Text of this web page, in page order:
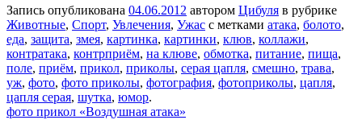
Запись опубликована 04.06.2012 автором Цибуля в рубрике
Животные, Спорт, Увлечения, Ужас с метками атака, болото,
еда, защита, змея, картинка, картинки, клюв, коллажи,
контратака, контрприём, на клюве, обмотка, питание, пища,
поле, приём, прикол, приколы, серая цапля, смешно, трава,
уж, фото, фото приколы, фотография, фотоприколы, цапля,
цапля серая, шутка, юмор.
фото прикол «Воздушная атака»